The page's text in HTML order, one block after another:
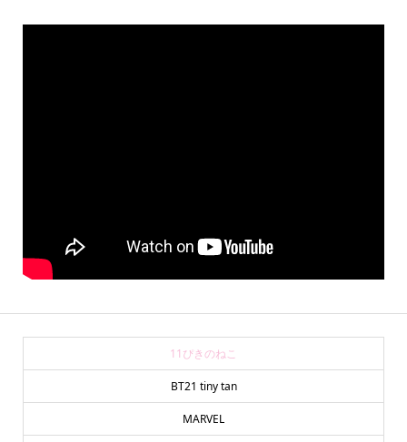
11ぴきのねこ
BT21 tiny tan
MARVEL